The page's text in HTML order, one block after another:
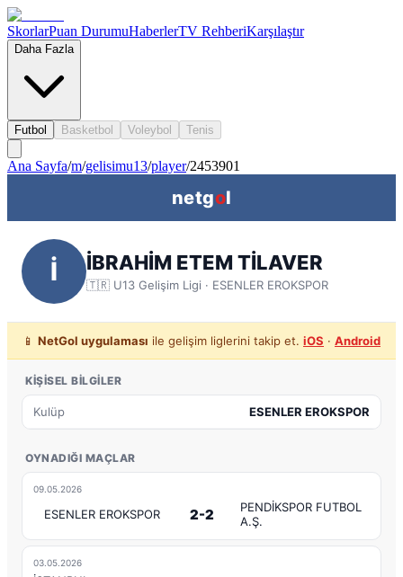
SkorlarPuan DurumuHaberlerTV RehberiKarşılaştır
Daha Fazla
Futbol Basketbol Voleybol Tenis
Ana Sayfa/m/gelisimu13/player/2453901
netgol
İ İBRAHİM ETEM TİLAVER
🇹🇷 U13 Gelişim Ligi · ESENLER EROKSPOR
📱 NetGol uygulaması ile gelişim liglerini takip et. iOS · Android
KIŞISEL BILGILER
Kulüp ESENLER EROKSPOR
OYNADIĞI MAÇLAR
09.05.2026
ESENLER EROKSPOR 2-2
PENDİKSPOR FUTBOL
A.Ş.
03.05.2026